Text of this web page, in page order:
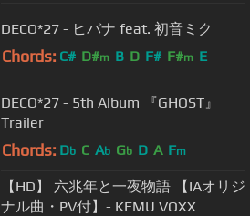
DECO*27 - ヒバナ feat. 初音ミク
Chords: C# D#m B D F# F#m E
DECO*27 - 5th Album 『GHOST』
Trailer
Chords: Db C Ab Gb D A Fm
【HD】 六兆年と一夜物語 【IAオリジ
ナル曲・PV付】- KEMU VOXX